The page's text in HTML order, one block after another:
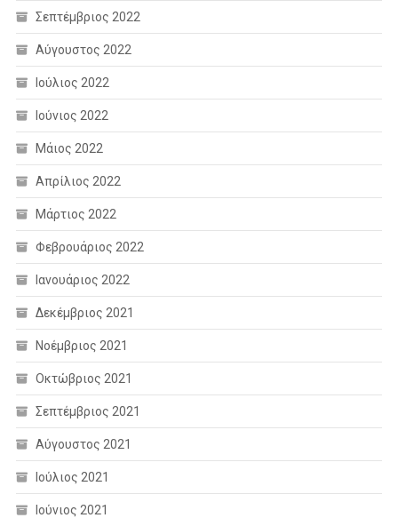
Σεπτέμβριος 2022
Αύγουστος 2022
Ιούλιος 2022
Ιούνιος 2022
Μάιος 2022
Απρίλιος 2022
Μάρτιος 2022
Φεβρουάριος 2022
Ιανουάριος 2022
Δεκέμβριος 2021
Νοέμβριος 2021
Οκτώβριος 2021
Σεπτέμβριος 2021
Αύγουστος 2021
Ιούλιος 2021
Ιούνιος 2021